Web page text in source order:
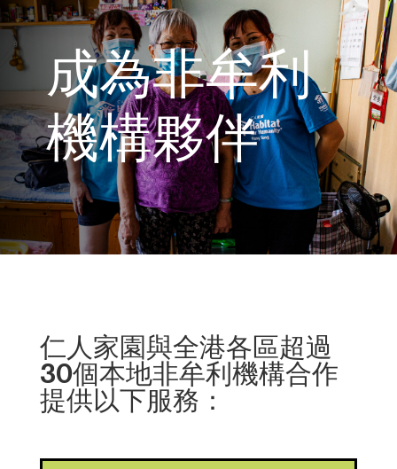
成為非牟利
機構夥伴
仁人家園與全港各區超過
30個本地非牟利機構合作
提供以下服務：